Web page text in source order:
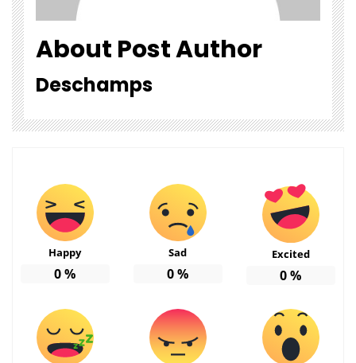
About Post Author
Deschamps
Happy
0%
Sad
0%
Excited
0%